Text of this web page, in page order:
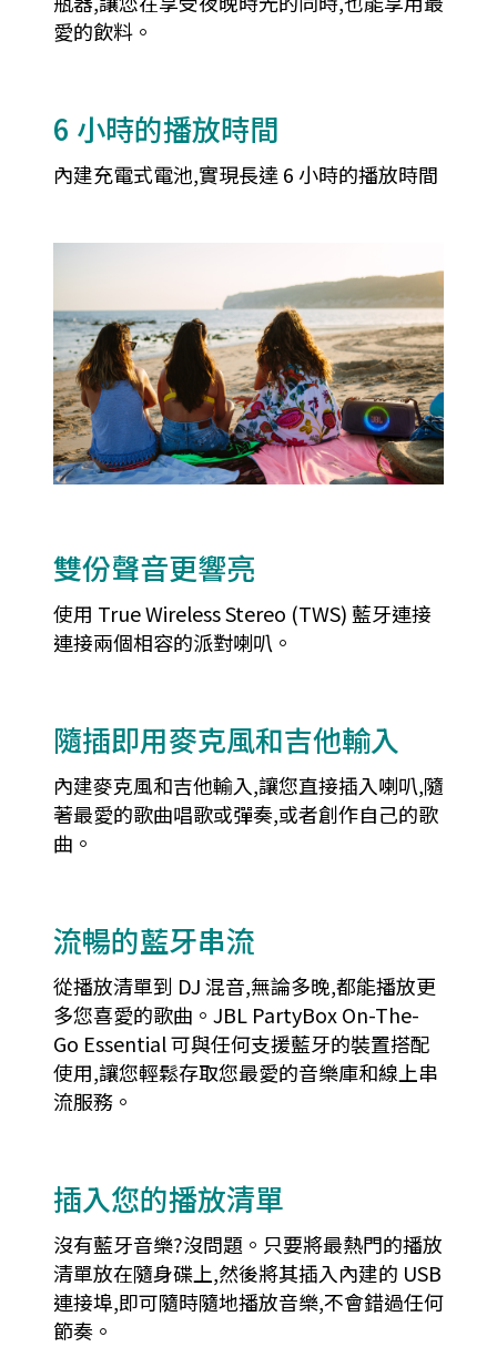
愛的飲料。
6 小時的播放時間
內建充電式電池,實現長達 6 小時的播放時間
雙份聲音更響亮
使用 True Wireless Stereo (TWS) 藍牙連接
連接兩個相容的派對喇叭。
隨插即用麥克風和吉他輸入
內建麥克風和吉他輸入,讓您直接插入喇叭,隨
著最愛的歌曲唱歌或彈奏,或者創作自己的歌
曲。
流暢的藍牙串流
從播放清單到 DJ 混音,無論多晚,都能播放更
多您喜愛的歌曲。JBL PartyBox On-The-
Go Essential 可與任何支援藍牙的裝置搭配
使用,讓您輕鬆存取您最愛的音樂庫和線上串
流服務。
插入您的播放清單
沒有藍牙音樂?沒問題。只要將最熱門的播放
清單放在隨身碟上,然後將其插入內建的 USB
連接埠,即可隨時隨地播放音樂,不會錯過任何
節奏。